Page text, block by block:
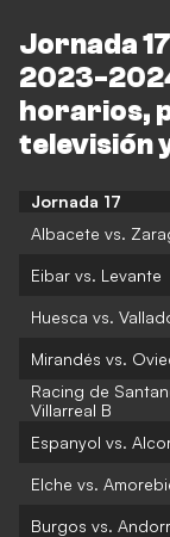
Jornada
2023-
horarios,
televisión
Jornada 17
Albacete vs.
Eibar vs. Levante
Huesca vs.
Mirandés vs.
Racing de
Villarreal B
Espanyol vs.
Elche vs.
Burgos vs.